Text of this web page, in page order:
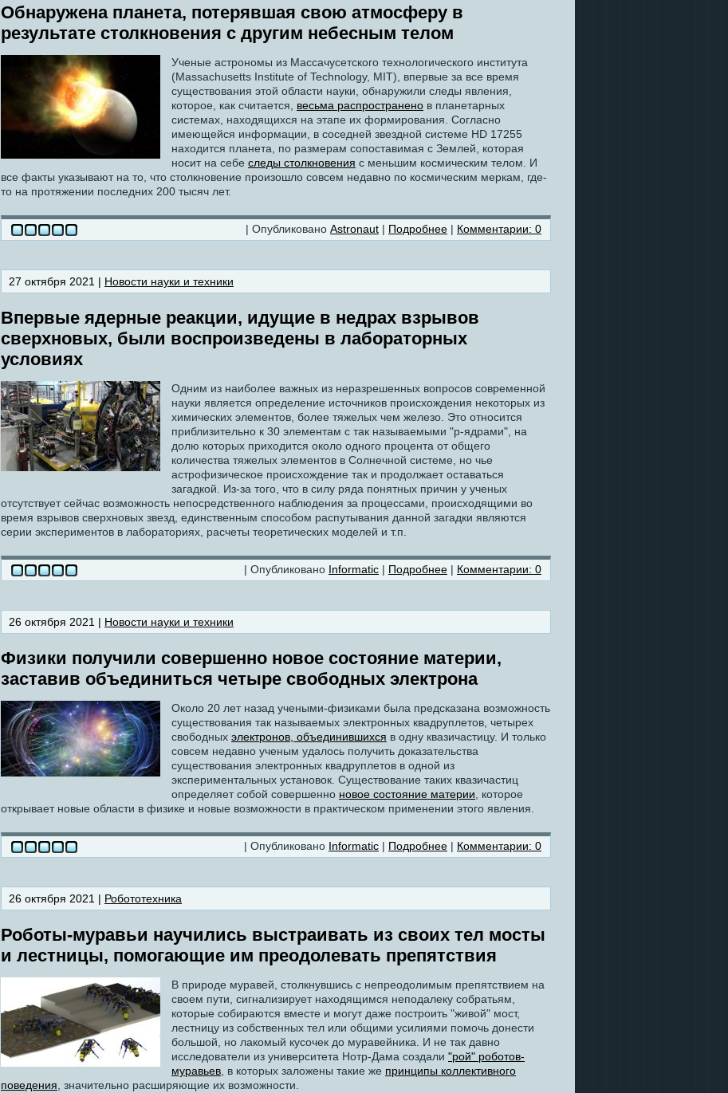
Обнаружена планета, потерявшая свою атмосферу в
результате столкновения с другим небесным телом
Ученые астрономы из Массачусетского технологического института
(Massachusetts Institute of Technology, MIT), впервые за все время
существования этой области науки, обнаружили следы явления,
которое, как считается, весьма распространено в планетарных
системах, находящихся на этапе их формирования. Согласно
имеющейся информации, в соседней звездной системе HD 17255
находится планета, по размерам сопоставимая с Землей, которая
носит на себе следы столкновения с меньшим космическим телом. И
все факты указывают на то, что столкновение произошло совсем недавно по космическим меркам, где-
то на протяжении последних 200 тысяч лет.
| Опубликовано Astronaut | Подробнее | Комментарии: 0
27 октября 2021 | Новости науки и техники
Впервые ядерные реакции, идущие в недрах взрывов
сверхновых, были воспроизведены в лабораторных
условиях
Одним из наиболее важных из неразрешенных вопросов современной
науки является определение источников происхождения некоторых из
химических элементов, более тяжелых чем железо. Это относится
приблизительно к 30 элементам с так называемыми "p-ядрами", на
долю которых приходится около одного процента от общего
количества тяжелых элементов в Солнечной системе, но чье
астрофизическое происхождение так и продолжает оставаться
загадкой. Из-за того, что в силу ряда понятных причин у ученых
отсутствует сейчас возможность непосредственного наблюдения за процессами, происходящими во
время взрывов сверхновых звезд, единственным способом распутывания данной загадки являются
серии экспериментов в лабораториях, расчеты теоретических моделей и т.п.
| Опубликовано Informatic | Подробнее | Комментарии: 0
26 октября 2021 | Новости науки и техники
Физики получили совершенно новое состояние материи,
заставив объединиться четыре свободных электрона
Около 20 лет назад учеными-физиками была предсказана возможность
существования так называемых электронных квадруплетов, четырех
свободных электронов, объединившихся в одну квазичастицу. И только
совсем недавно ученым удалось получить доказательства
существования электронных квадруплетов в одной из
экспериментальных установок. Существование таких квазичастиц
определяет собой совершенно новое состояние материи , которое
открывает новые области в физике и новые возможности в практическом применении этого явления.
| Опубликовано Informatic | Подробнее | Комментарии: 0
26 октября 2021 | Робототехника
Роботы-муравьи научились выстраивать из своих тел мосты
и лестницы, помогающие им преодолевать препятствия
В природе муравей, столкнувшись с непреодолимым препятствием на
своем пути, сигнализирует находящимся неподалеку собратьям,
которые собираются вместе и могут даже построить "живой" мост,
лестницу из собственных тел или общими усилиями помочь донести
большой, но лакомый кусочек до муравейника. И не так давно
исследователи из университета Нотр-Дама создали "рой" роботов-
муравьев , в которых заложены такие же принципы коллективного
поведения , значительно расширяющие их возможности.